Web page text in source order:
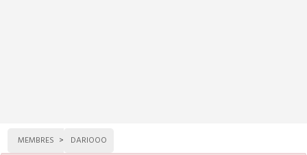
MEMBRES DARIOOO